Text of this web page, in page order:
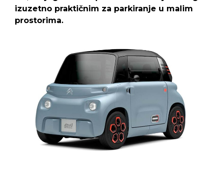
izuzetno praktičnim za parkiranje u malim
prostorima.